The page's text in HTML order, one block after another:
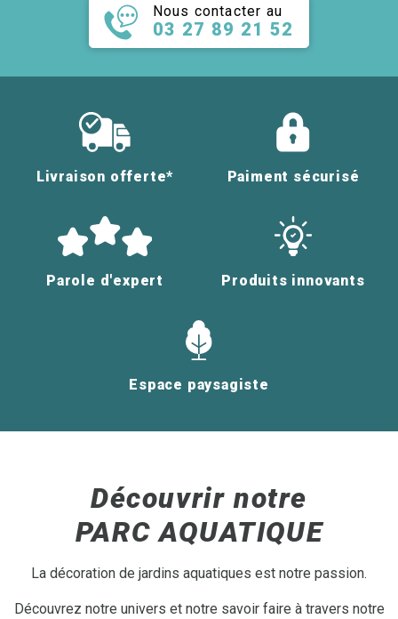
Nous contacter au
03 27 89 21 52
Livraison offerte* Paiment sécurisé
Parole d'expert Produits innovants
Espace paysagiste
Découvrir notre
PARC AQUATIQUE
La décoration de jardins aquatiques est notre passion.
Découvrez notre univers et notre savoir faire à travers notre